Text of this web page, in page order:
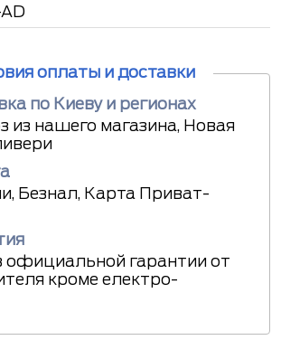
оплаты и доставки
по Киеву и регионах
из нашего магазина, Новая
Безнал, Карта Приват-
официальной гарантии от
кроме електро-